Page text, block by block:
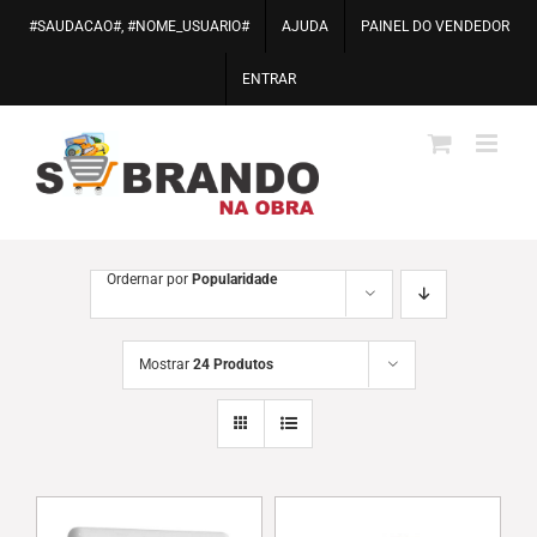
para
#SAUDACAO#, #NOME_USUARIO# AJUDA PAINEL DO VENDEDOR
ENTRAR
Ordernar por Popularidade
Mostrar 24 Produtos